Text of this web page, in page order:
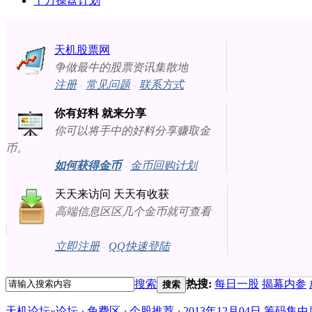
天机股票网
争做最牛的股票资讯集散地
注册- 常见问题- 联系方式
你有好料 就来分享
你可以将手中的好料分享赚取金
币。
如何获得金币- 金币回购计划
天天来访问 天天有收获
高端信息区区几个金币就可查看
立即注册- QQ快速登陆
搜索 搜索 热搜: 每日一股 揭幕内参